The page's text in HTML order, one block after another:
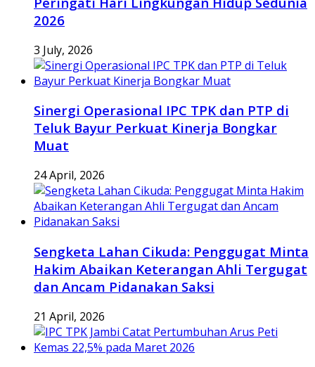
2026
3 July, 2026
Sinergi Operasional IPC TPK dan PTP di
Teluk Bayur Perkuat Kinerja Bongkar
Muat
24 April, 2026
Sengketa Lahan Cikuda: Penggugat Minta
Hakim Abaikan Keterangan Ahli Tergugat
dan Ancam Pidanakan Saksi
21 April, 2026